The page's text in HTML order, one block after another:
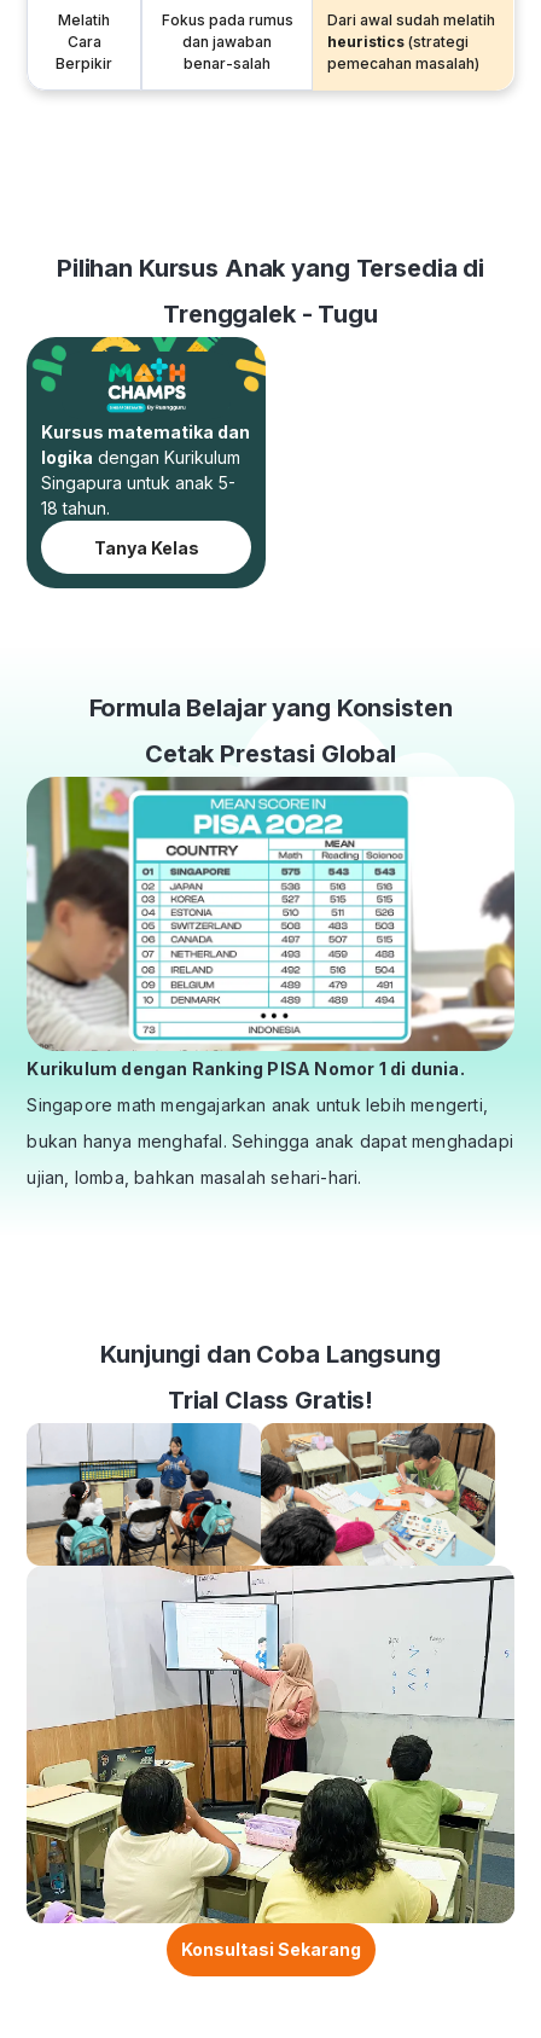
Melatih
Cara
Berpikir
Fokus pada rumus
dan jawaban
benar-salah
Dari awal sudah melatih
heuristics (strategi
pemecahan masalah)
Pilihan Kursus Anak yang Tersedia di
Trenggalek - Tugu
Kursus matematika dan
logika dengan Kurikulum
Singapura untuk anak 5-
18 tahun.
Tanya Kelas
Formula Belajar yang Konsisten
Cetak Prestasi Global
Kurikulum dengan Ranking PISA Nomor 1 di dunia.
Singapore math mengajarkan anak untuk lebih mengerti,
bukan hanya menghafal. Sehingga anak dapat menghadapi
ujian, lomba, bahkan masalah sehari-hari.
Kunjungi dan Coba Langsung
Trial Class Gratis!
Konsultasi Sekarang